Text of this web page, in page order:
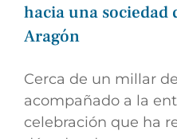
hacia una sociedad
Aragón
Cerca de un millar
acompañado a la
celebración que ha